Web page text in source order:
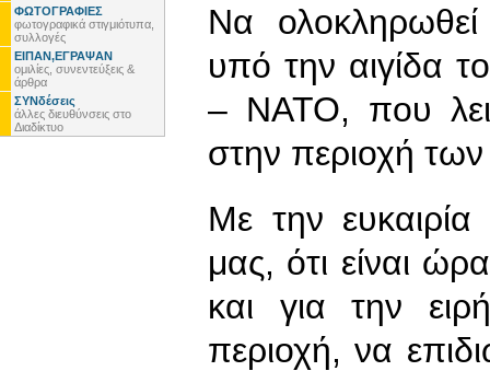
ΦΩΤΟΓΡΑΦΙΕΣ
φωτογραφικά στιγμιότυπα,
συλλογές
ΕΙΠΑΝ,ΕΓΡΑΨΑΝ
ομιλίες, συνεντεύξεις &
άρθρα
ΣΥΝδέσεις
άλλες διευθύνσεις στο
Διαδίκτυο
Να
υπό την αιγίδα
– ΝΑΤΟ, που
στην περιοχή
Με την
μας, ότι είναι
και για την
περιοχή, να